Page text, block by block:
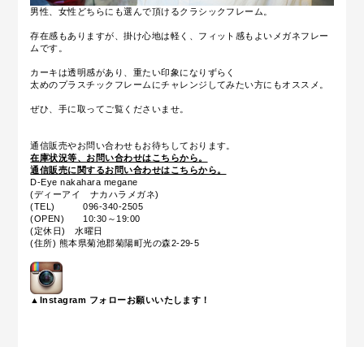
男性、女性どちらにも選んで頂けるクラシックフレーム。
存在感もありますが、掛け心地は軽く、フィット感もよいメガネフレー
ムです。
カーキは透明感があり、重たい印象になりずらく
太めのプラスチックフレームにチャレンジしてみたい方にもオススメ。
ぜひ、手に取ってご覧くださいませ。
通信販売やお問い合わせもお待ちしております。
在庫状況等、お問い合わせはこちらから。
通信販売に関するお問い合わせはこちらから。
D-Eye nakahara megane
(ディーアイ ナカハラメガネ)
(TEL) 096-340-2505
(OPEN) 10:30～19:00
(定休日) 水曜日
(住所) 熊本県菊池郡菊陽町光の森2-29-5
▲Instagram フォローお願いいたします！